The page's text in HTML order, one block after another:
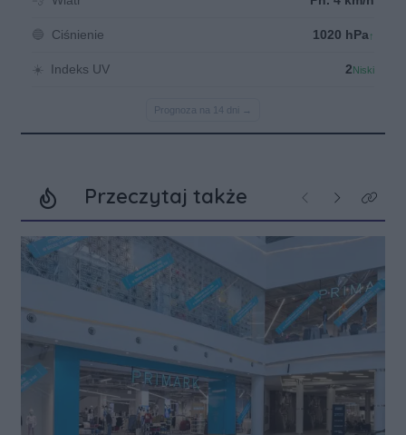
Przeczytaj także Poprzednie
NastępneKliknij